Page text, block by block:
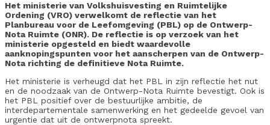
Het ministerie van Volkshuisvesting en Ruimtelijke
Ordening (VRO) verwelkomt de reflectie van het
Planbureau voor de Leefomgeving (PBL) op de Ontwerp-
Nota Ruimte (ONR). De reflectie is op verzoek van het
ministerie opgesteld en biedt waardevolle
aanknopingspunten voor het aanscherpen van de Ontwerp-
Nota richting de definitieve Nota Ruimte.
Het ministerie is verheugd dat het PBL in zijn reflectie het nut
en de noodzaak van de Ontwerp-Nota Ruimte bevestigt. Ook is
het PBL positief over de bestuurlijke ambitie, de
interdepartementale samenwerking en het gedeelde gevoel van
urgentie dat uit de ontwerpnota spreekt.